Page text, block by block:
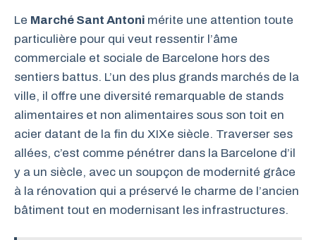
Le Marché Sant Antoni mérite une attention toute
particulière pour qui veut ressentir l’âme
commerciale et sociale de Barcelone hors des
sentiers battus. L’un des plus grands marchés de la
ville, il offre une diversité remarquable de stands
alimentaires et non alimentaires sous son toit en
acier datant de la fin du XIXe siècle. Traverser ses
allées, c’est comme pénétrer dans la Barcelone d’il
y a un siècle, avec un soupçon de modernité grâce
à la rénovation qui a préservé le charme de l’ancien
bâtiment tout en modernisant les infrastructures.